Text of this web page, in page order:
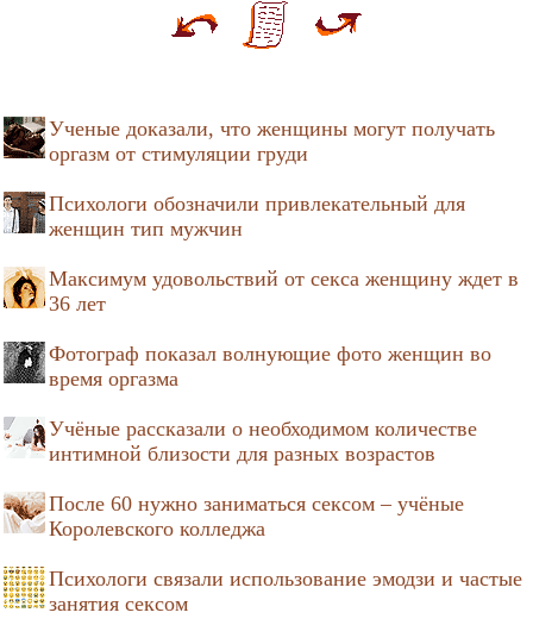
Ученые доказали, что женщины могут получать
оргазм от стимуляции груди
Психологи обозначили привлекательный для
женщин тип мужчин
Максимум удовольствий от секса женщину ждет в
36 лет
Фотограф показал волнующие фото женщин во
время оргазма
Учёные рассказали о необходимом количестве
интимной близости для разных возрастов
После 60 нужно заниматься сексом – учёные
Королевского колледжа
Психологи связали использование эмодзи и частые
занятия сексом